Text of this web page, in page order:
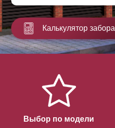
Калькулятор забора
Выбор по модели